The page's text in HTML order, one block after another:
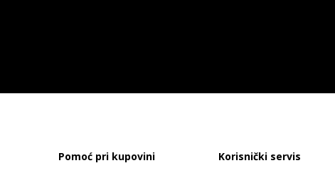
Pomoć pri kupovini Korisnički servis